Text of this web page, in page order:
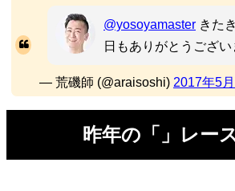
@yosoyamaster きた
日もありがとうござい
— 荒磯師 (@araisoshi) 2017年5
昨年の「」レー